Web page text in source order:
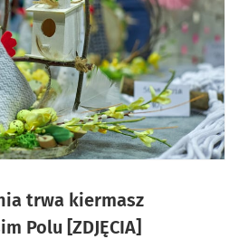
trwa kiermasz
Polu [ZDJĘCIA]